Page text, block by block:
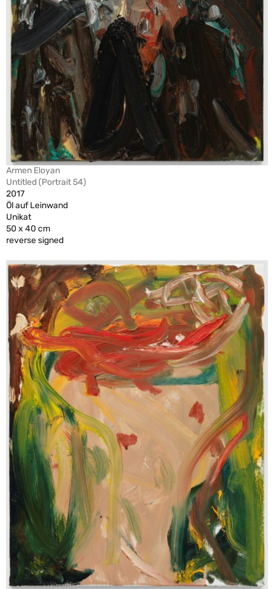
Armen Eloyan
Untitled (Portrait 54)
2017
Öl auf Leinwand
Unikat
50 x 40 cm
reverse signed